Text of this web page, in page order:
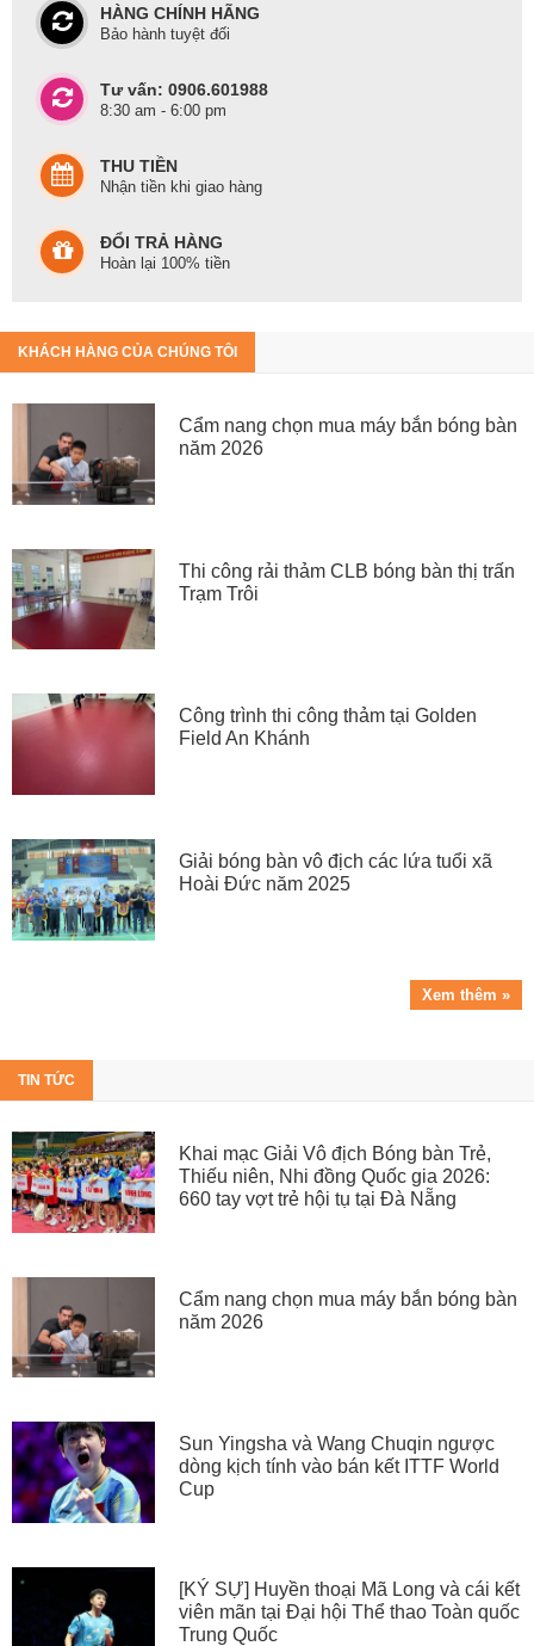
HÀNG CHÍNH HÃNG
Bảo hành tuyệt đối
Tư vấn: 0906.601988
8:30 am - 6:00 pm
THU TIỀN
Nhận tiền khi giao hàng
ĐỔI TRẢ HÀNG
Hoàn lại 100% tiền
KHÁCH HÀNG CỦA CHÚNG TÔI
Cẩm nang chọn mua máy bắn bóng bàn
năm 2026
Thi công rải thảm CLB bóng bàn thị trấn
Trạm Trôi
Công trình thi công thảm tại Golden
Field An Khánh
Giải bóng bàn vô địch các lứa tuổi xã
Hoài Đức năm 2025
Xem thêm »
TIN TỨC
Khai mạc Giải Vô địch Bóng bàn Trẻ,
Thiếu niên, Nhi đồng Quốc gia 2026:
660 tay vợt trẻ hội tụ tại Đà Nẵng
Cẩm nang chọn mua máy bắn bóng bàn
năm 2026
Sun Yingsha và Wang Chuqin ngược
dòng kịch tính vào bán kết ITTF World
Cup
[KÝ SỰ] Huyền thoại Mã Long và cái kết
viên mãn tại Đại hội Thể thao Toàn quốc
Trung Quốc